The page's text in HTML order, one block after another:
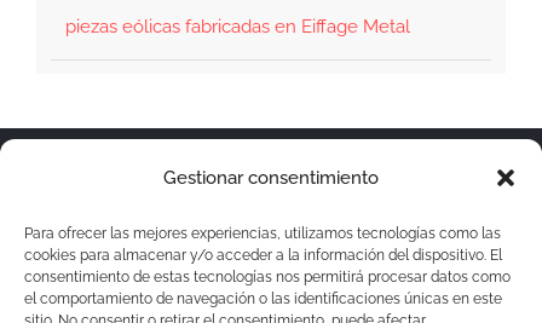
Gestionar consentimiento
Para ofrecer las mejores experiencias, utilizamos tecnologías como las
cookies para almacenar y/o acceder a la información del dispositivo. El
consentimiento de estas tecnologías nos permitirá procesar datos como
el comportamiento de navegación o las identificaciones únicas en este
piezas eólicas fabricadas en Eiffage Metal
© Copyright 2019 -2026 | Eiffage Metal by
|Política de privacidad|Política de cookies
+34 967 484 380
CONTÁCTANOS